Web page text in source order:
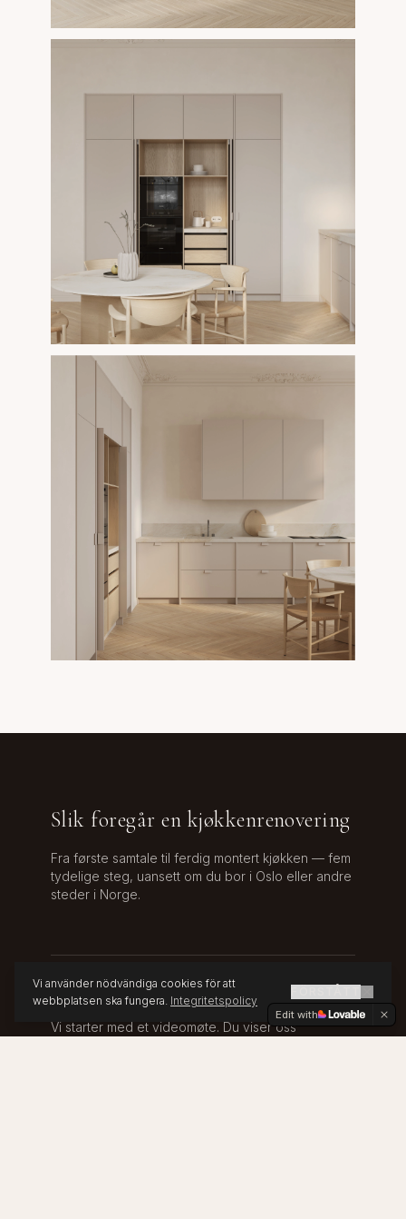
Slik foregår en kjøkkenrenovering
Fra første samtale til ferdig montert kjøkken — fem
tydelige steg, uansett om du bor i Oslo eller andre
steder i Norge.
1 · Digital konsultasjon
Vi starter med et videomøte. Du viser oss
Vi använder nödvändiga cookies för att
webbplatsen ska fungera. Integritetspolicy
Edit with